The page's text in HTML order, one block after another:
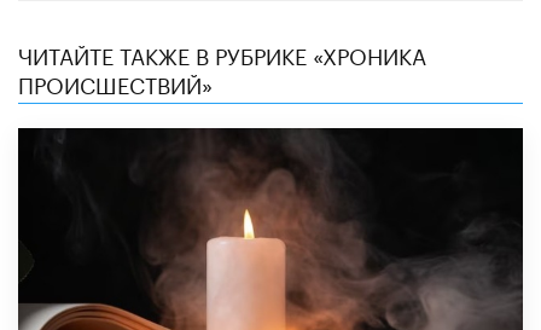
ЧИТАЙТЕ ТАКЖЕ В РУБРИКЕ «ХРОНИКА
ПРОИСШЕСТВИЙ»